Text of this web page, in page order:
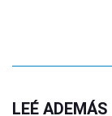
LEÉ ADEMÁS